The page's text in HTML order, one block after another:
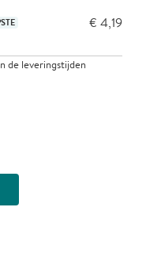
€ 4,19
de leveringstijden